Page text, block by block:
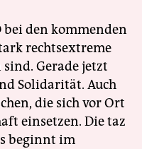
den kommenden
rechtsextreme
Gerade jetzt
Solidarität. Auch
die sich vor Ort
einsetzen. Die taz
beginnt im